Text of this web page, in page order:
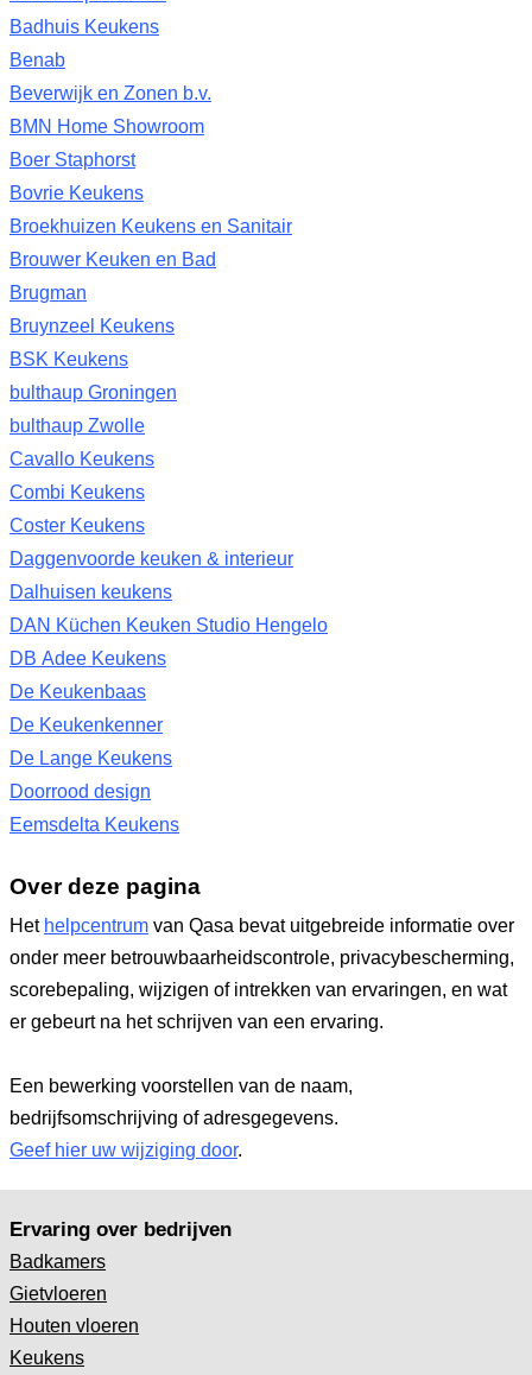
Badhuis Keukens
Benab
Beverwijk en Zonen b.v.
BMN Home Showroom
Boer Staphorst
Bovrie Keukens
Broekhuizen Keukens en Sanitair
Brouwer Keuken en Bad
Brugman
Bruynzeel Keukens
BSK Keukens
bulthaup Groningen
bulthaup Zwolle
Cavallo Keukens
Combi Keukens
Coster Keukens
Daggenvoorde keuken & interieur
Dalhuisen keukens
DAN Küchen Keuken Studio Hengelo
DB Adee Keukens
De Keukenbaas
De Keukenkenner
De Lange Keukens
Doorrood design
Eemsdelta Keukens
Over deze pagina
Het helpcentrum van Qasa bevat uitgebreide informatie over
onder meer betrouwbaarheidscontrole, privacybescherming,
scorebepaling, wijzigen of intrekken van ervaringen, en wat
er gebeurt na het schrijven van een ervaring.
Een bewerking voorstellen van de naam,
bedrijfsomschrijving of adresgegevens.
Geef hier uw wijziging door.
Ervaring over bedrijven
Badkamers
Gietvloeren
Houten vloeren
Keukens